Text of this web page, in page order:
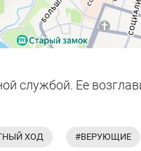
службой. Ее
ХОД #ВЕРУЮЩИЕ